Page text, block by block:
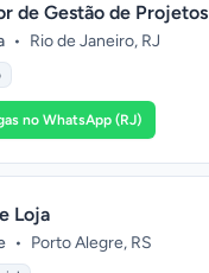
de Gestão de Projetos
• Rio de Janeiro, RJ
no WhatsApp (RJ)
Loja
• Porto Alegre, RS